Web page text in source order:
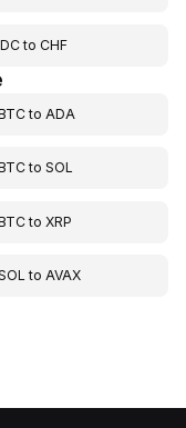
toCHF
to ADA
to SOL
to XRP
to AVAX